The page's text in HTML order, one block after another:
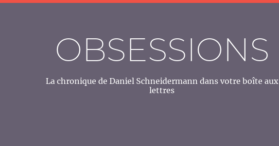
OBSESSIONS
La chronique de Daniel Schneidermann dans votre boîte aux
lettres